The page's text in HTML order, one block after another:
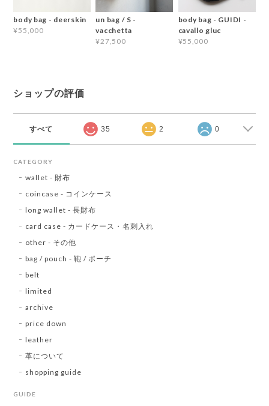
body bag - deerskin
¥55,000
un bag / S -
vacchetta
¥27,500
body bag - GUIDI -
cavallo gluc
¥55,000
ショップの評価
すべて 35 2 0
CATEGORY
wallet - 財布
coincase - コインケース
long wallet - 長財布
card case - カードケース・名刺入れ
other - その他
bag / pouch - 鞄 / ポーチ
belt
limited
archive
price down
leather
革について
shopping guide
GUIDE